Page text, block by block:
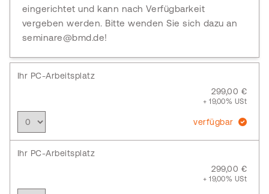
eingerichtet und kann nach Verfügbarkeit
vergeben werden. Bitte wenden Sie sich dazu an
seminare@bmd.de!
Ihr PC-Arbeitsplatz
299,00 €
+ 19,00% USt
verfügbar
Ihr PC-Arbeitsplatz
299,00 €
+ 19,00% USt